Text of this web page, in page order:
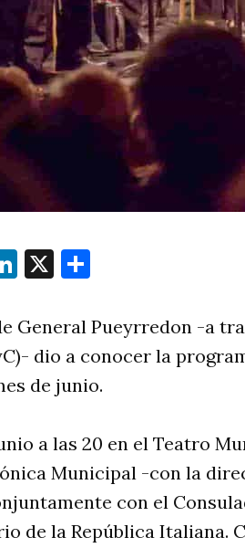
LinkedIn
X
General Pueyrredon -a
dio a conocer la
de junio.
a las 20 en el Teatro
Municipal -con la
con el
de la República